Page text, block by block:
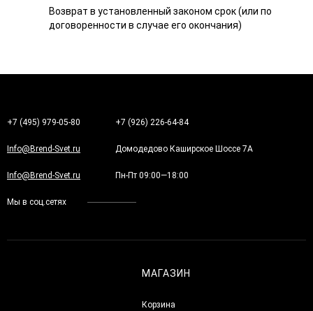
Возврат в установленный законом срок (или по
договоренности в случае его окончания)
+7 (495) 979-05-80 +7 (926) 226-64-84
Info@Brend-Svet.ru Домодедово Каширское Шоссе 7А
Info@Brend-Svet.ru Пн-Пт 09:00—18:00
Мы в соц.сетях
МАГАЗИН
Корзина